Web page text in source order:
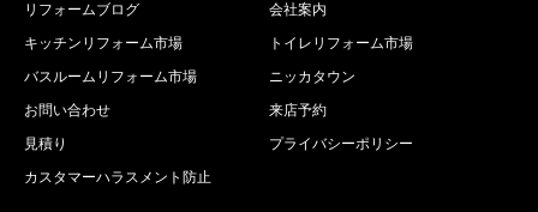
リフォームブログ
会社案内
キッチンリフォーム市場
トイレリフォーム市場
バスルームリフォーム市場
ニッカタウン
お問い合わせ
来店予約
見積り
プライバシーポリシー
カスタマーハラスメント防止